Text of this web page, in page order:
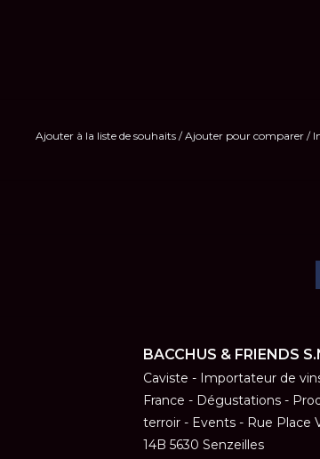
Ajouter à la liste de souhaits /Ajouter pour comparer /
BACCHUS & FRIENDS
Caviste - Importateur de
France - Dégustations -
terroir - Events - Rue Place
14B 5630 Senzeilles